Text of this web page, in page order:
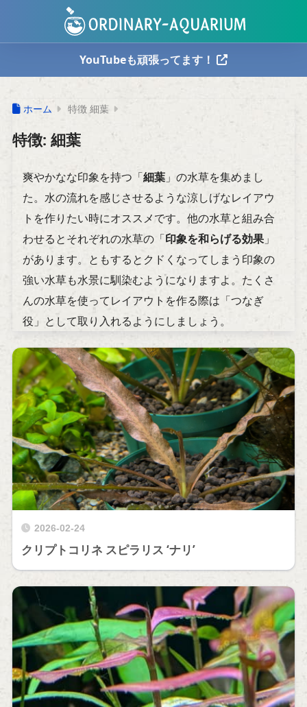
YouTubeも頑張ってます！
ホーム 特徴 細葉
特徴: 細葉
爽やかなな印象を持つ「細葉」の水草を集めまし
た。水の流れを感じさせるような涼しげなレイアウ
トを作りたい時にオススメです。他の水草と組み合
わせるとそれぞれの水草の「印象を和らげる効果」
があります。ともするとクドくなってしまう印象の
強い水草も水景に馴染むようになりますよ。たくさ
んの水草を使ってレイアウトを作る際は「つなぎ
役」として取り入れるようにしましょう。
2026-02-24
クリプトコリネ スピラリス ‘ナリ’